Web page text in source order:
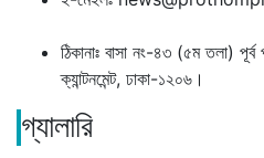
ঠিকানাঃ বাসা নং-৪৩ (৫ম তলা)
ক্যান্টনমেন্ট, ঢাকা-১২০৬।
গ্যালারি